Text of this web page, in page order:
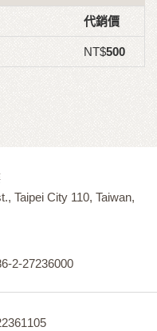
代銷價
NT$500
Taipei City 110, Taiwan,
2-27236000